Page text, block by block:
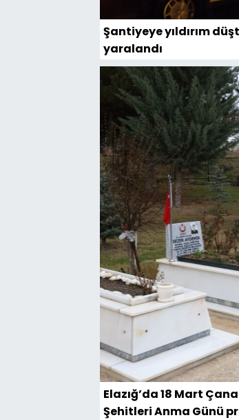
Şantiyeye yıldırım
yaralandı
Elazığ’da 18 Mart
Şehitleri Anma Günü